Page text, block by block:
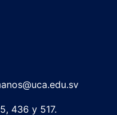
436 y 517.